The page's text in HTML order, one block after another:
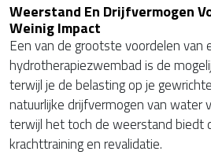
Weerstand En Drijfvermogen
Weinig Impact
Een van de grootste voordelen van
hydrotherapiezwembad is de
terwijl je de belasting op je
natuurlijke drijfvermogen van water
terwijl het toch de weerstand biedt
krachttraining en revalidatie.